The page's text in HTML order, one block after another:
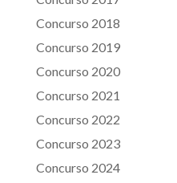
Concurso 2018
Concurso 2019
Concurso 2020
Concurso 2021
Concurso 2022
Concurso 2023
Concurso 2024